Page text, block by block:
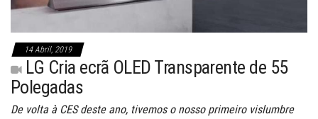
14 Abril, 2019
LG Cria ecrã OLED Transparente de 55
Polegadas
De volta à CES deste ano, tivemos o nosso primeiro vislumbre